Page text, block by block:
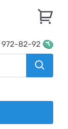
972-82-92